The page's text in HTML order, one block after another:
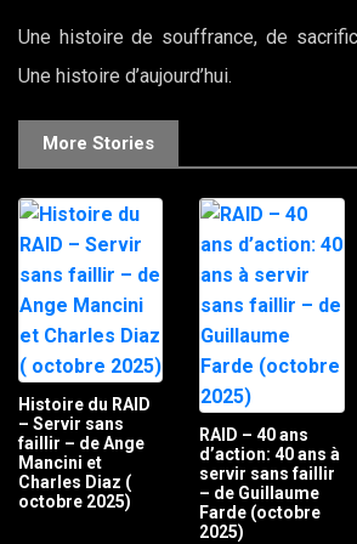
Une histoire de souffrance, de
Une histoire d’aujourd’hui.
More Stories
Histoire du RAID
– Servir sans
faillir – de Ange
Mancini et
Charles Diaz (
octobre 2025)
RAID – 40 ans
d’action: 40 ans à
servir sans faillir
– de Guillaume
Farde (octobre
2025)